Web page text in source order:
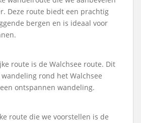
Deze route biedt een prachtig
bergen en is ideaal voor
route is de Walchsee route. Dit
rond het Walchsee
ontspannen wandeling.
route die we voorstellen is de